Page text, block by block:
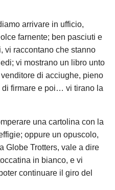
arrivare in ufficio,
farnente; ben pasciuti e
vi raccontano che stanno
vi mostrano un libro unto
di acciughe, pieno
di firmare e poi… vi tirano la
una cartolina con la
oppure un opuscolo,
Globe Trotters, vale a dire
in bianco, e vi
continuare il giro del